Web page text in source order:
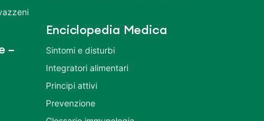
–
Enciclopedia Medica
Sintomi e disturbi
Integratori alimentari
Principi attivi
Prevenzione